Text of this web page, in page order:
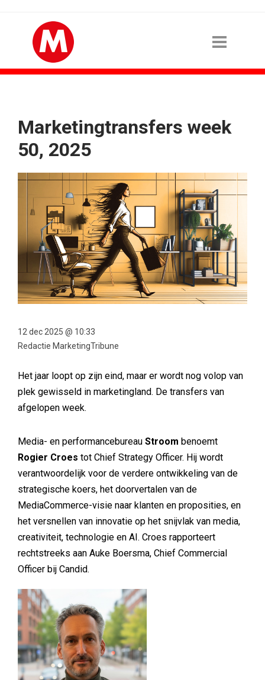
Marketingtransfers week
50, 2025
12 dec 2025 @ 10:33
Redactie MarketingTribune
Het jaar loopt op zijn eind, maar er wordt nog volop van
plek gewisseld in marketingland. De transfers van
afgelopen week.
Media- en performancebureau Stroom benoemt
Rogier Croes tot Chief Strategy Officer. Hij wordt
verantwoordelijk voor de verdere ontwikkeling van de
strategische koers, het doorvertalen van de
MediaCommerce-visie naar klanten en proposities, en
het versnellen van innovatie op het snijvlak van media,
creativiteit, technologie en AI. Croes rapporteert
rechtstreeks aan Auke Boersma, Chief Commercial
Officer bij Candid.